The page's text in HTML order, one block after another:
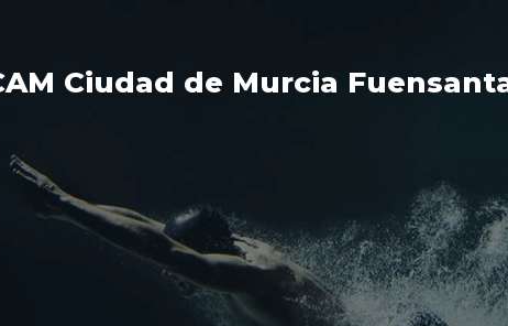
Ciudad de Murcia
NUESTROS ENTRENADORES